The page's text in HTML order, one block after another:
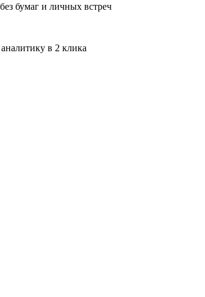
бумаг и личных встреч
в 2 клика